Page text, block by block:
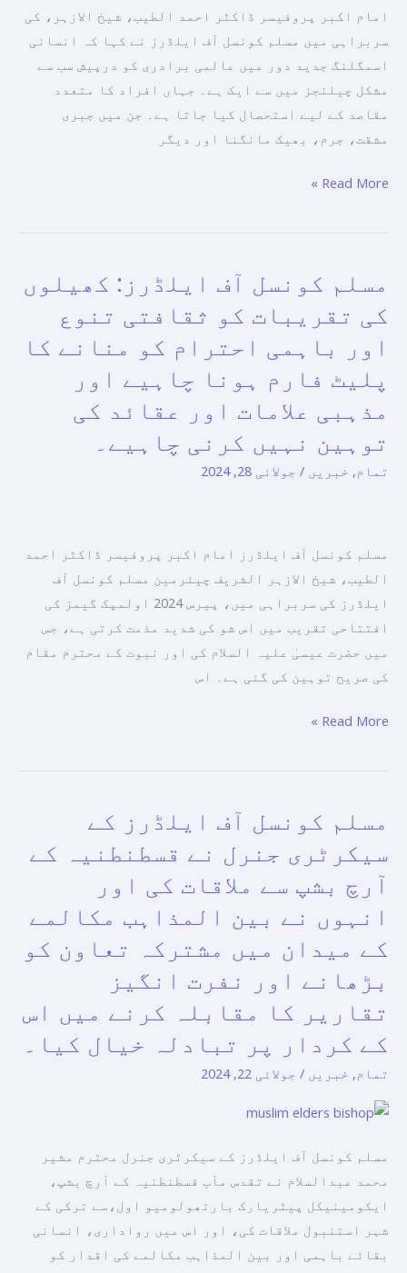
امام اکبر پروفیسر ڈاکٹر احمد الطیب، شیخ الازہر، کی
سربراہی میں مسلم کونسل آف ایلڈرز نے کہا کہ انسانی
اسمگلنگ جدید دور میں عالمی برادری کو درپیش سب سے
مشکل چیلنجز میں سے ایک ہے۔ جہاں افراد کا متعدد
مقاصد کے لیے استحصال کیا جاتا ہے۔ جن میں جبری
مشقت، جرم، بھیک مانگنا اور دیگر
خطرناک
رجحان
سے
نمٹنے
کے
لیے
الاقوامی
کو
پر
زور
دیتی
ہے
انسانی
وقار
کو
اور
لاکھوں
لوگوں
مصائب
استحصال
دوچار
Read More »
مسلم کونسل آف ایلڈرز: کھیلوں
کی تقریبات کو ثقافتی تنوع
اور باہمی احترام کو منانے کا
پلیٹ فارم ہونا چاہیے اور
مذہبی علامات اور عقائد کی
توہین نہیں کرنی چاہیے۔
تمام, خبریں / جولائی 28, 2024
مسلم کونسل آف ایلڈرز امام اکبر پروفیسر ڈاکٹر احمد
الطیب، شیخ الازہر الشریف چیئرمین مسلم کونسل آف
ایلڈرز کی سربراہی میں، پیرس 2024 اولمپک گیمز کی
افتتاحی تقریب میں اس شو کی شدید مذمت کرتی ہے، جس
میں حضرت عیسیٰ علیہ السلام کی اور نبوت کے محترم مقام
کی صریح توہین کی گئی ہے۔ اس
آف
ایلڈرز:
کھیلوں
تقریبات
کو
ثقافتی
باہمی
احترام
کو
منانے
پلیٹ
ہونا
اور
علامات
عقائد
کی
توہین
نہیں
چاہیے۔
Read More »
مسلم کونسل آف ایلڈرز کے
سیکرٹری جنرل نے قسطنطنیہ کے
آرچ بشپ سے ملاقات کی اور
انہوں نے بین المذاہب مکالمے
کے میدان میں مشترکہ تعاون کو
بڑھانے اور نفرت انگیز
تقاریر کا مقابلہ کرنے میں اس
کے کردار پر تبادلہ خیال کیا۔
تمام, خبریں / جولائی 22, 2024
مسلم کونسل آف ایلڈرز کے سیکرٹری جنرل محترم مشیر
محمد عبدالسلام نے تقدس مآب قسطنطنیہ کے آرچ بشپ،
ایکومینیکل پیٹریارک بارتھولومیو اول،سے ترکی کے
شہر استنبول ملاقات کی، اور اس میں رواداری، انسانی
بقائے باہمی اور بین المذاہب مکالمے کی اقدار کو
آف
ایلڈرز
کے
سیکرٹری
جنرل
نے
قسطنطنیہ
کے
سے
کی
اور
انہوں
نے
بین